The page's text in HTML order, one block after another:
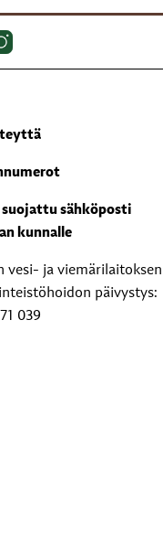
suojattu sähköposti
kunnalle
vesi- ja viemärilaitoksen
päivystys:
039